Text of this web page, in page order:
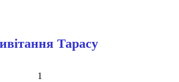
Тарасу
1